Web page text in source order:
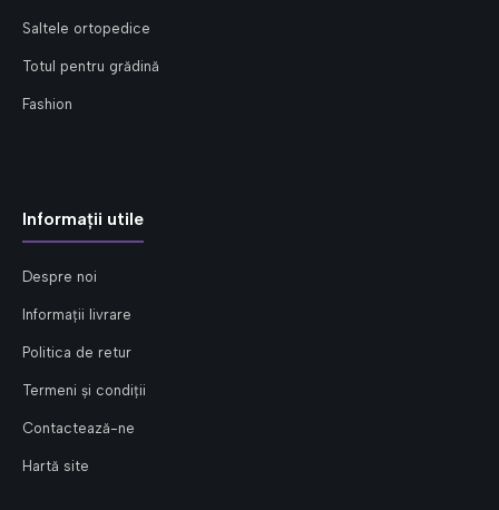
Saltele ortopedice
Totul pentru grădină
Fashion
Informații utile
Despre noi
Informații livrare
Politica de retur
Termeni și condiții
Contactează-ne
Hartă site